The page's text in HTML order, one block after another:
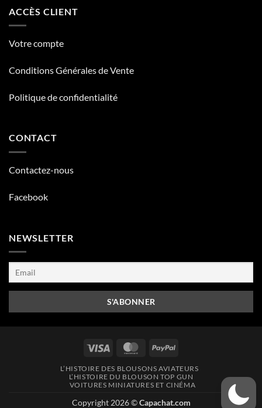
ACCÈS CLIENT
Votre compte
Conditions Générales de Vente
Politique de confidentialité
CONTACT
Contactez-nous
Facebook
NEWSLETTER
Visa MasterCardPayPal
L’HISTOIRE DES BLOUSONS AVIATEURS
L’HISTOIRE DU BLOUSON TOP GUN
VOITURES MINIATURES ET CINÉMA
Copyright 2026 ©Capachat.com